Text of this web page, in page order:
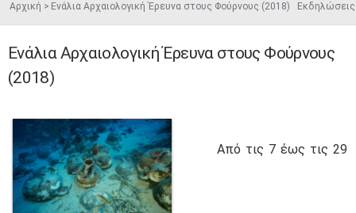
Αρχική Ενάλια Αρχαιολογική Έρευνα στους Φούρνους (2018) Εκδηλώσεις
Ενάλια Αρχαιολογική Έρευνα στους Φούρνους
(2018)
Από τις 7 έως τις 29